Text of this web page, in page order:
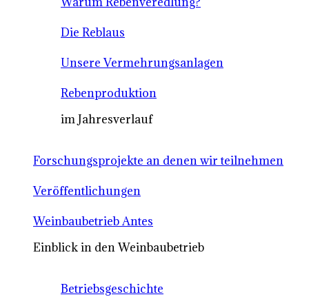
Die Reblaus
Unsere Vermehrungsanlagen
Rebenproduktion
im Jahresverlauf
Forschungsprojekte an denen wir teilnehmen
Veröffentlichungen
Weinbaubetrieb Antes
Einblick in den Weinbaubetrieb
Betriebsgeschichte